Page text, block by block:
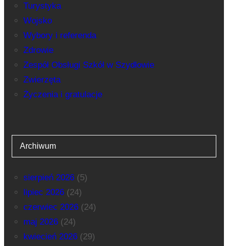
Turystyka
Wojsko
Wybory i referenda
Zdrowie
Zespół Obsługi Szkół w Szydłowie
Zwierzęta
Życzenia i gratulacje
Archiwum
sierpień 2026(5)
lipiec 2026(24)
czerwiec 2026(24)
maj 2026(24)
kwiecień 2026(29)